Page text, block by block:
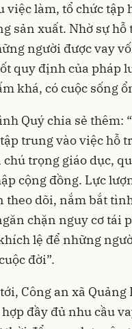
việc làm, tổ chức tập
sản xuất. Nhờ sự hỗ
người được vay
quy định của pháp
khá, có cuộc sống
Quý chia sẻ thêm:
trung vào việc hỗ
trọng giáo dục,
cộng đồng. Lực
theo dõi, nắm bắt
chặn nguy cơ tái
lệ để những
đời”.
Công an xã Quảng
đầy đủ nhu cầu